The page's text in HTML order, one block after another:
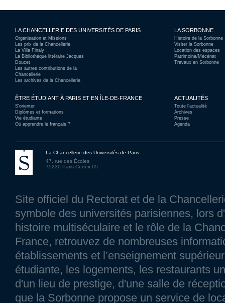
LA CHANCELLERIE DES UNIVERSITÉS DE PARIS
Organisation et Missions
Les prix de la Chancellerie
La Villa Finaly
La Bibliothèque littéraire Jacques
Doucet
Les autres contributions de la
Chancellerie
Les archives de la Chancellerie
LA SORBONNE
Histoire de la Sorbonne
Visiter la Sorbonne
Location des espaces
Patrimoine/Mécénat
Travaux en Sorbonne
ÊTRE ÉTUDIANT À PARIS ET EN ÎLE-DE-FRANCE
S’orienter
Diplômes et formations
Vie étudiante
Où apprendre le français ?
ACTUALITÉS
Toute l’actualité
Archives
Presse
Agenda
La Chancellerie des Universités de Paris
47, rue des Écoles
75230 Paris Cedex 05
Site officiel du Rectorat et de la
symbole des universités parisiennes, lors
histoire multiséculaire et le rôle de la
France, retrouvez de nombreuses
établissements et l’enseignement
étudiante, les logements, les restaurants
d'un lieu de prestige, d'une salle de
que la Sorbonne propose un service de